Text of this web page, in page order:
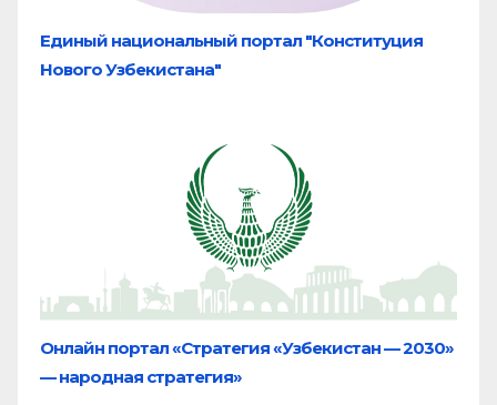
Единый национальный портал "Конституция
Нового Узбекистана"
Онлайн портал «Стратегия «Узбекистан — 2030»
— народная стратегия»